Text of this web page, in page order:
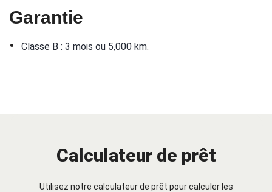
Garantie
• Classe B : 3 mois ou 5,000 km.
Calculateur de prêt
Utilisez notre calculateur de prêt pour calculer les